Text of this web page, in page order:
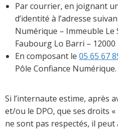
Par courrier, en joignant
d’identité à l’adresse
Numérique – Immeuble Le
Faubourg Lo Barri – 12000
En composant le 05 65 67
Pôle Confiance Numérique.
Si l’internaute estime, après
et/ou le DPO, que ses droits
ne sont pas respectés, il